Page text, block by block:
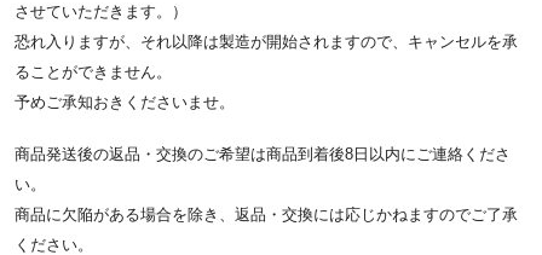
させていただきます。）
恐れ入りますが、それ以降は製造が開始されますので、キャンセルを承
ることができません。
予めご承知おきくださいませ。
商品発送後の返品・交換のご希望は商品到着後8日以内にご連絡くださ
い。
商品に欠陥がある場合を除き、返品・交換には応じかねますのでご了承
ください。